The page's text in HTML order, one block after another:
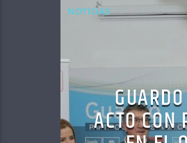
NOTICIAS
ACTO